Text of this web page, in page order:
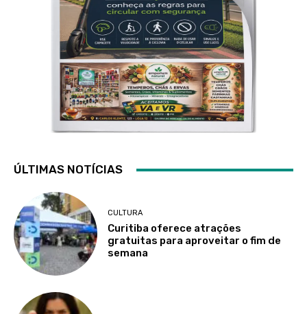
ÚLTIMAS NOTÍCIAS
CULTURA
Curitiba oferece atrações
gratuitas para aproveitar o fim de
semana